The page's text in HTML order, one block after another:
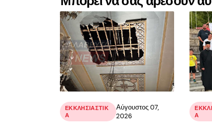
ΕΚΚΛΗΣΙΑΣΤΙΚ
Α
Αύγουστος 07,
2026
Α